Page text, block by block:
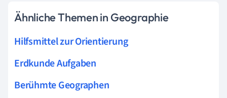
Ähnliche Themen in Geographie
Hilfsmittel zur Orientierung
Erdkunde Aufgaben
Berühmte Geographen